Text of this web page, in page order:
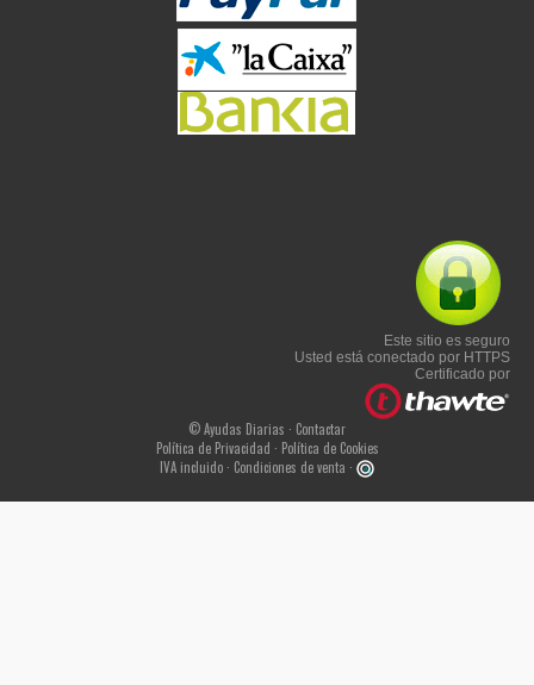
Este sitio es seguro
Usted está conectado por HTTPS
Certificado por
© Ayudas Diarias · Contactar
Política de Privacidad · Política de Cookies
IVA incluido · Condiciones de venta ·